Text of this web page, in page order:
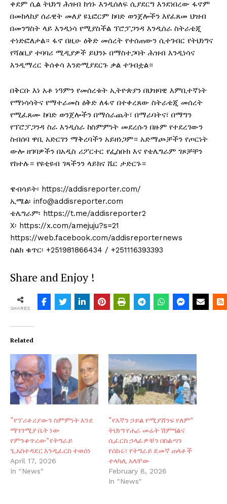
ቀደም ሲል ትህነግ ሕዝብ ከጎኑ እንዲሰለፍ ሲያደርግ እንደነበረው ፋኖም
በመከላከያ ሰራዊት መለያ ዩኒፎርም ከባድ ወንጀሎችን እየፈጸመ ህዝብ
በመንግስት ላይ እንዲነሳ የሚያስችል ፕሮፓጋንዳ እንዲሰራ ስትራቴጂ
ተነድፎለታል። ፋኖ በዚሁ ዕቅድ መሰረት የተሰጠውን ሲተገብር የትህነግና
የሻዕቢያ ተባባሪ ሚዲያዎች ይህንኑ በማስተጋባት ሕዝብ እንዲነሳና
እንዲማረር ቅሰቀሳ እንድሚያደርጉ ቃል ተገብቷል።
በቅርቡ እነ አቶ ነዓምን የመሰረቱት ኢትዮጵያን በህዝባዊ እምቢተኛነት
የማነሳሳትና የማተራመስ ዕቅድ ለፋኖ በተቀረጸው ስትራቴጂ መሰረት
የሚፈጸሙ ከባድ ወንጀሎችን በማሰራጨት፣ በማራባትና፣ በማግን
የፕሮፓጋንዳ ስራ እንዲሰራ ከስምምነት መደረሱን በዙም የተደረገውን
ስብሰባ ዋቢ አድርገን ማቅረባችን አይዘነጋም። አድማጮቻችን የጦርነት
ውሎ ዘገባዎችን በአዲስ ሪፖርተር የፌስቡክ እና የቴሌግራም ገጾቻቸን
የከተሉ። የዩቲዩብ ገጻችንን ላይክና ሼር ታድርጉ።
ዌብሳይት፡ https://addisreporter.com/
ኢሜል፡ info@addisreporter.com
ቴሌግራም፡ https://t.me/addisreporter2
X፡ https://x.com/amejuju?s=21
https://web.facebook.com/addisreporternews
ስልክ ቁጥር፡ +251981866434 / +251116393393
Share and Enjoy !
SHARES
Related
“የፕሪቶሪያውን ስምምነት እንደ
ማገገሚያ ቤት ነው
የምንቆጥረው”የትግራይ
ጊ.አስተዳደር እንዲፈርስ ተወሰነ
April 17, 2026
In "News"
“የእኛን ኃይል የሚያሸንፍ የለም”
ትህነግ የሐራ መሬት ሽምግልና
ሲፈርስ ኃላፊዎቹን በስልጣን
የሰከሩ፣ የትግራይ ደመኛ ጠላቶች
ተላካሊ አላቸው
February 8, 2026
In "News"